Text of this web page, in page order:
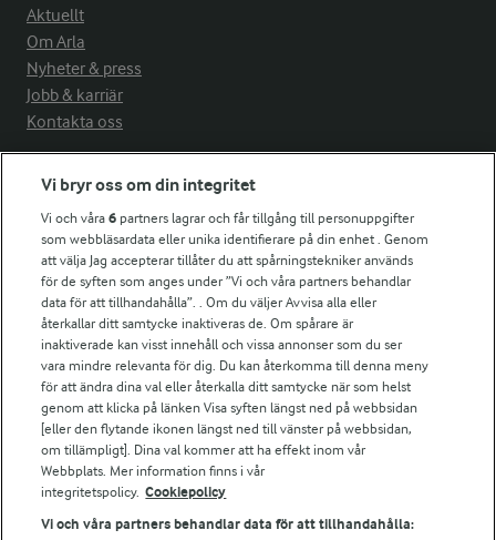
Aktuellt
Om Arla
Nyheter & press
Jobb & karriär
Kontakta oss
Fler Arlasajter
För ägare
Arlas kundportal
Arla.com
Falbygdens Ost
Arla webbshop
Bildbank
Följ oss
Vi bryr oss om din integritet
Vi och våra6 partners lagrar och får tillgång till personuppgifter
som webbläsardata eller unika identifierare på din enhet . Genom
att välja Jag accepterar tillåter du att spårningstekniker används
för de syften som anges under ”Vi och våra partners behandlar
data för att tillhandahålla”. . Om du väljer Avvisa alla eller
återkallar ditt samtycke inaktiveras de. Om spårare är
inaktiverade kan visst innehåll och vissa annonser som du ser
vara mindre relevanta för dig. Du kan återkomma till denna meny
för att ändra dina val eller återkalla ditt samtycke när som helst
genom att klicka på länken Visa syften längst ned på webbsidan
[eller den flytande ikonen längst ned till vänster på webbsidan,
om tillämpligt]. Dina val kommer att ha effekt inom vår
Webbplats. Mer information finns i vår
integritetspolicy. Cookiepolicy
Vi och våra partners behandlar data för att tillhandahålla: